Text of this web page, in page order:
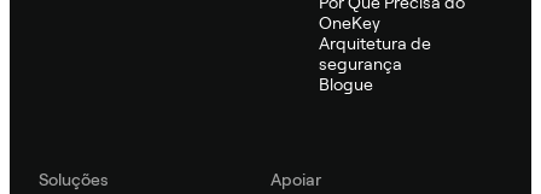
OneKey
Arquitetura de
segurança
Blogue
Soluções
Apoiar